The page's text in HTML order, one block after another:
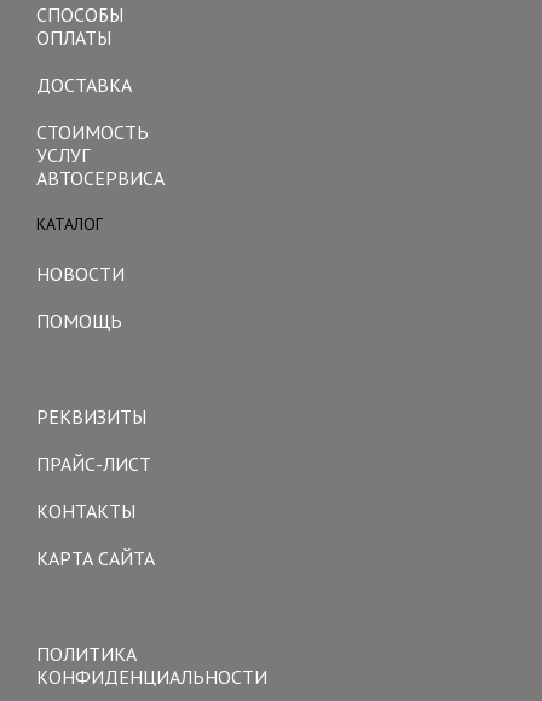
СПОСОБЫ
ОПЛАТЫ
ДОСТАВКА
СТОИМОСТЬ
УСЛУГ
АВТОСЕРВИСА
КАТАЛОГ
НОВОСТИ
ПОМОЩЬ
РЕКВИЗИТЫ
ПРАЙС-ЛИСТ
КОНТАКТЫ
КАРТА САЙТА
ПОЛИТИКА
КОНФИДЕНЦИАЛЬНОСТИ